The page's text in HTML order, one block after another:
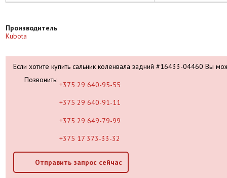
Производитель
Kubota
Если хотите купить сальник коленвала задний #16433-04460 Вы
Позвонить:
+375 29 640-95-55
+375 29 640-91-11
+375 29 649-79-99
+375 17 373-33-32
Отправить запрос сейчас